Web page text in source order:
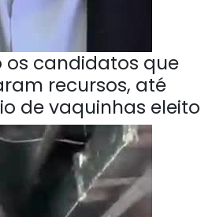
os candidatos que
recursos, até
de vaquinhas eleito